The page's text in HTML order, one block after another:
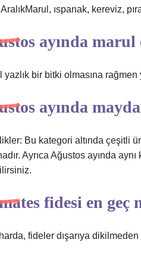
ıspanak, kereviz,
ayında
yazlık bir bitki olmasına
ayında
Bu kategori altında çeşitli
Ayrıca Ağustos ayında
fidesi en
fideler dışarıya